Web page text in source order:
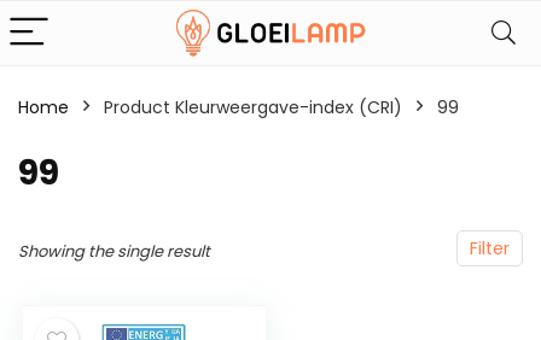
Home Product Kleurweergave-index (CRI) ‎99
‎99
Filter
Showing the single result